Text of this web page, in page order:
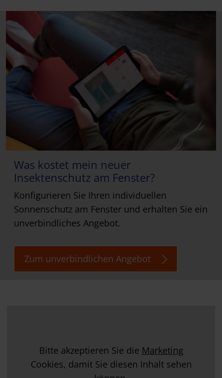
Was kostet mein neuer
Insektenschutz am Fenster?
Konfigurieren Sie Ihren individuellen
Sonnenschutz am Fenster und erhalten Sie ein
unverbindliches Angebot.
Zum unverbindlichen Angebot
Bitte akzeptieren Sie die Marketing
Cookies, damit Sie diesen Inhalt sehen